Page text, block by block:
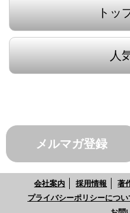
トッ
人
メルマガ登録
会社案内 採用情報 著
プライバシーポリシーについ